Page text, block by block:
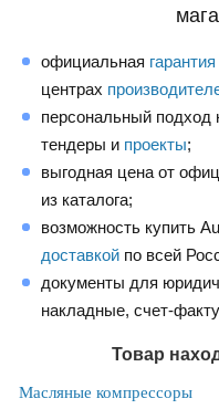
официальная
центрах
персональный подход
тендеры и проекты;
выгодная цена от
из каталога;
возможность купить
доставкой по всей
документы для
накладные, счет-
Товар
Масляные компрессоры